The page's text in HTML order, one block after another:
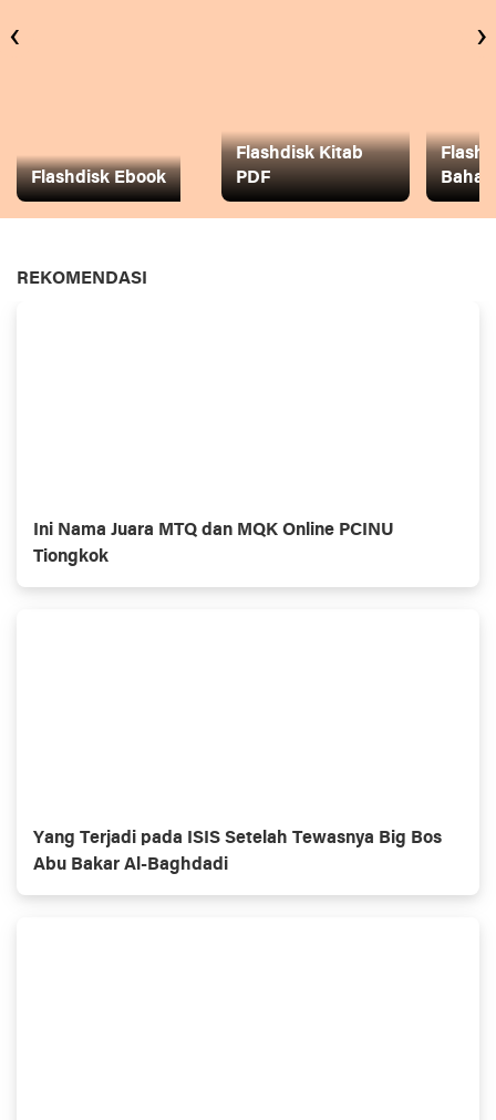
Flashdisk Ebook
Flashdisk Kitab
PDF
Baha
‹ ›
REKOMENDASI
Ini Nama Juara MTQ dan MQK Online PCINU
Tiongkok
Yang Terjadi pada ISIS Setelah Tewasnya Big Bos
Abu Bakar Al-Baghdadi